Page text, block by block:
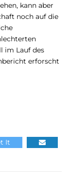
kann aber
noch auf die
im Lauf des
erforscht
It